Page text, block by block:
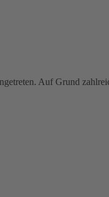
Auf Grund